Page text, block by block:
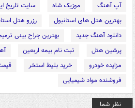
آپ آهنگ موزیک شاه
سایت تاریخ
بهترین هتل های استانبول
رزرو هتل
دانلود آهنگ جدید
بهترین جراح بینی
پرشین هتل
ثبت نام بیمه اربعین
مزایده خودرو
خرید بلیط استخر
فروشنده مواد شیمیایی
نظر شما